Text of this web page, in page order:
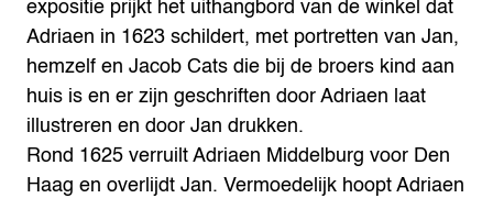
expositie prijkt het uithangbord van de winkel dat
Adriaen in 1623 schildert, met portretten van Jan,
hemzelf en Jacob Cats die bij de broers kind aan
huis is en er zijn geschriften door Adriaen laat
illustreren en door Jan drukken.
Rond 1625 verruilt Adriaen Middelburg voor Den
Haag en overlijdt Jan. Vermoedelijk hoopt Adriaen